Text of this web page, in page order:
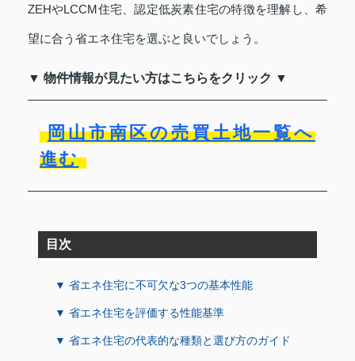
ZEHやLCCM住宅、認定低炭素住宅の特徴を理解し、希
望に合う省エネ住宅を選ぶと良いでしょう。
▼ 物件情報が見たい方はこちらをクリック ▼
岡山市南区の売買土地一覧へ
進む
目次
▼ 省エネ住宅に不可欠な3つの基本性能
▼ 省エネ住宅を評価する性能基準
▼ 省エネ住宅の代表的な種類と選び方のガイド